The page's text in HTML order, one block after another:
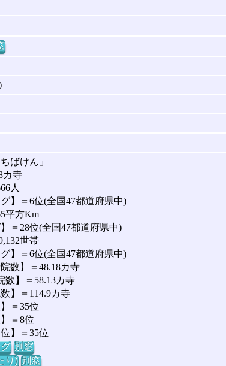
ばけん」
カ寺
人
】＝6位(全国47都道府県中)
平方Km
＝28位(全国47都道府県中)
世帯
】＝6位(全国47都道府県中)
数】＝48.18カ寺
数】＝58.13カ寺
】＝114.9カ寺
＝35位
＝8位
】＝35位
別窓
り) 別窓